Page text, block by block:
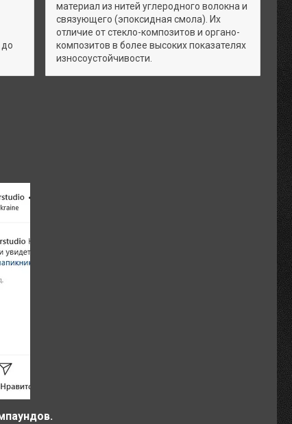
материал из нитей углеродного волокна и
связующего (эпоксидная смола). Их
отличие от стекло-композитов и органо-
композитов в более высоких показателях
износоустойчивости.